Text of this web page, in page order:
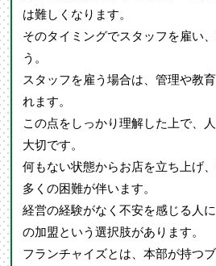
は難しくなります。
そのタイミングでスタッフを雇い
う。
スタッフを雇う場合は、管理や教
れます。
この点をしっかり理解した上で、
大切です。
何もない状態からお店を立ち上げ
多くの困難が伴います。
経営の経験がなく不安を感じる人
の加盟という選択肢があります。
フランチャイズとは、本部が持つ